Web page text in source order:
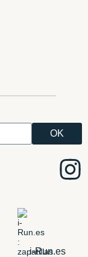
i-Run.es